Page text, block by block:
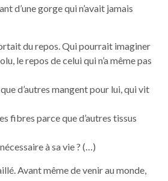
d’une gorge qui n’avait jamais
du repos. Qui pourrait imaginer
le repos de celui qui n’a même pas
d’autres mangent pour lui, qui vit
fibres parce que d’autres tissus
à sa vie ? (…)
Avant même de venir au monde,